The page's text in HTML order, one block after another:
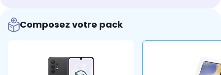
Composez votre pack